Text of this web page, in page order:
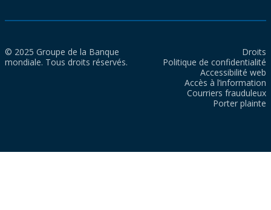
© 2025 Groupe de la Banque
mondiale. Tous droits réservés.
Droits
Politique de confidentialité
Accessibilité web
Accès à l’information
Courriers frauduleux
Porter plainte